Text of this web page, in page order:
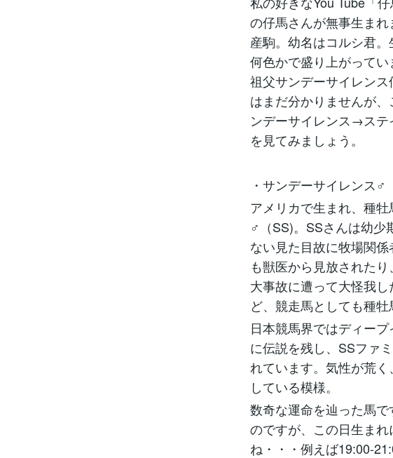
の仔馬さんが無事生ま
産駒。幼名はコルシ君。
何色かで盛り上がって
祖父サンデーサイレン
はまだ分かりませんが
ンデーサイレンス→ス
を見てみましょう。
・サンデーサイレンス♂
アメリカで生まれ、種
♂（SS)。SSさんは幼少
ない見た目故に牧場関
も獣医から見放された
大事故に遭って大怪我
ど、競走馬としても種
日本競馬界ではディー
に伝説を残し、SSファ
れています。気性が荒
している模様。
数奇な運命を辿った馬
のですが、この日生ま
ね・・・例えば19:00-